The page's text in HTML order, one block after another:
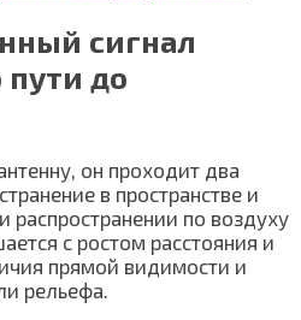
сигнал
пути до
он проходит два
в пространстве и
распространении по воздуху
с ростом расстояния и
прямой видимости и
рельефа.